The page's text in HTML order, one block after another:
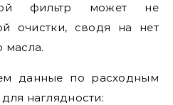
фильтр может не
очистки, сводя на нет
масла.
данные по расходным
наглядности: